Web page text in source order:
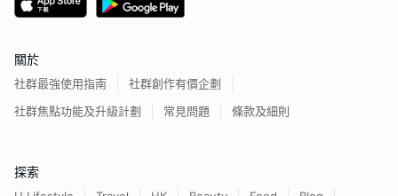
關於
社群最強使用指南
社群創作有價企劃
社群焦點功能及升級計劃
常見問題 條款及細則
探索